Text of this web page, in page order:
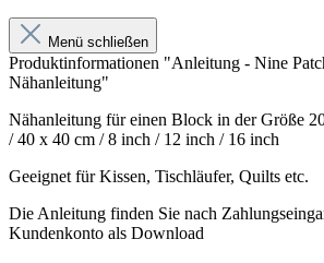
Menü schließen
Produktinformationen "Anleitung - Nine
Nähanleitung"
Nähanleitung für einen Block in der Größe
/ 40 x 40 cm / 8 inch / 12 inch / 16 inch
Geeignet für Kissen, Tischläufer, Quilts etc.
Die Anleitung finden Sie nach
Kundenkonto als Download